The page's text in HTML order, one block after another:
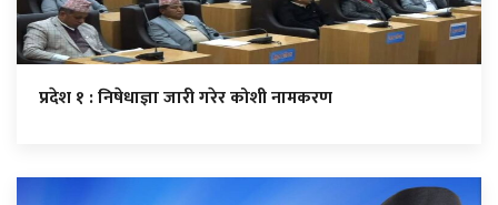
प्रदेश १ : निषेधाज्ञा जारी गरेर कोशी नामकरण